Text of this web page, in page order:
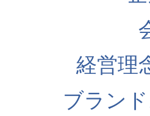
経営理
ブラン